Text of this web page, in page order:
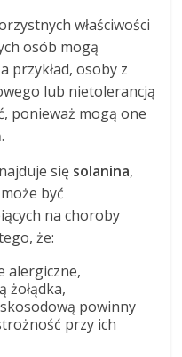
właściwości
osób mogą
przykład, osoby z
lub nietolerancją
ponieważ mogą one
się solanina,
być
na choroby
że:
alergiczne,
żołądka,
powinny
przy ich